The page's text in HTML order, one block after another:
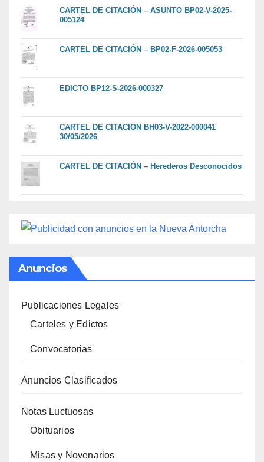
CARTEL DE CITACIÓN – ASUNTO BP02-V-2025-
005124
CARTEL DE CITACIÓN – BP02-F-2026-005053
EDICTO BP12-S-2026-000327
CARTEL DE CITACION BH03-V-2022-000041
30/05/2026
CARTEL DE CITACIÓN – Herederos Desconocidos
Anuncios
Publicaciones Legales
Carteles y Edictos
Convocatorias
Anuncios Clasificados
Notas Luctuosas
Obituarios
Misas y Novenarios